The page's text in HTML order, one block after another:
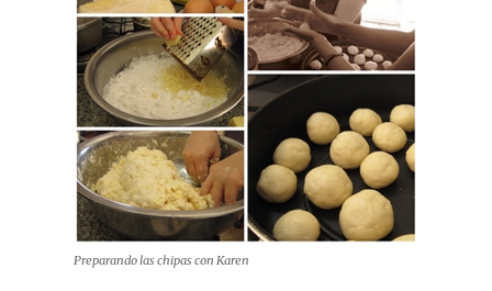
Preparando las chipas con Karen